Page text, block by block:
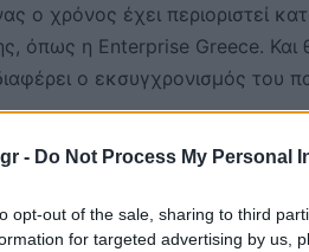
- Do Not Process My Personal
opt-out of the sale, sharing to third
for targeted advertising by us,
ο χρόνος έχει περιοριστεί
όπως η Enterprise Greece. Και
ο εκσυγχρονισμός του
βήματα τα προηγούμενα
Εργασίας, το 1566 στο
πρόσφατα με 14 ρυθμίσεις
άλλα, το σημαντικότερο